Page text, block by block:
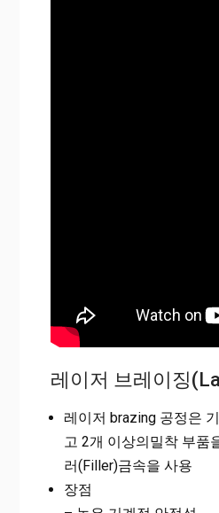
레이저 브레이징
레이저 brazing 공정은
고 2개 이상의밀착 부품
러(Filler)금속을 사용
장점